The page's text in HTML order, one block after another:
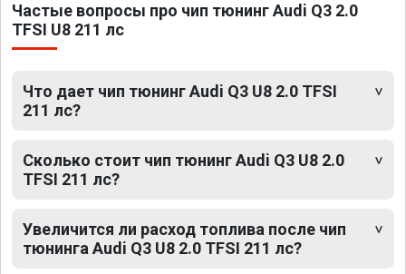
Частые вопросы про чип тюнинг Audi Q3 2.0
TFSI U8 211 лс
Что дает чип тюнинг Audi Q3 U8 2.0 TFSI
211 лс?
Сколько стоит чип тюнинг Audi Q3 U8 2.0
TFSI 211 лс?
Увеличится ли расход топлива после чип
тюнинга Audi Q3 U8 2.0 TFSI 211 лс?